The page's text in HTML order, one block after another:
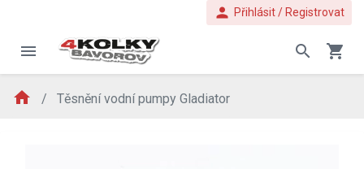
person Přihlásit / Registrovat
menu search shopping_cart
home Těsnění vodní pumpy Gladiator